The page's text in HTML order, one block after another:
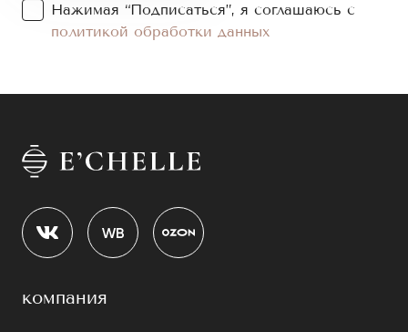
Нажимая “Подписаться”, я соглашаюсь с
политикой обработки данных
компания